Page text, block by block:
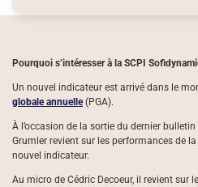
Pourquoi s’intéresser à la SCPI
Un nouvel indicateur est arrivé dans le
globale annuelle(PGA).
À l’occasion de la sortie du dernier
Grumler revient sur les performances de
nouvel indicateur.
Au micro de Cédric Decoeur, il revient sur